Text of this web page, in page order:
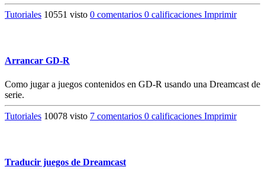
Tutoriales 10551 visto 0 comentarios 0 calificaciones Imprimir
Arrancar GD-R
Como jugar a juegos contenidos en GD-R usando una Dreamcast de
serie.
Tutoriales 10078 visto 7 comentarios 0 calificaciones Imprimir
Traducir juegos de Dreamcast